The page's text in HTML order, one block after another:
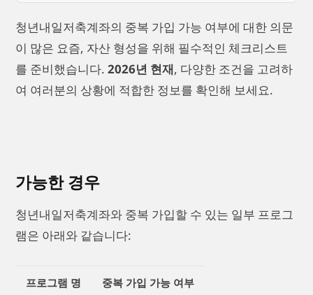
청년내일저축계좌의 중복 가입 가능 여부에 대한 의문
이 많은 요즘, 자산 형성을 위해 필수적인 체크리스트
를 준비했습니다. 2026년 현재, 다양한 조건을 고려하
여 여러분의 상황에 적합한 정보를 확인해 보세요.
가능한 경우
청년내일저축계좌와 중복 가입할 수 있는 일부 프로그
램은 아래와 같습니다:
프로그램 명 중복 가입 가능 여부